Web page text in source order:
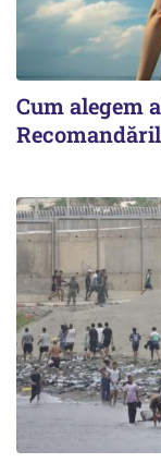
Cum alegem